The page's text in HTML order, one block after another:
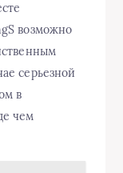
возможно
серьезной
в
чем